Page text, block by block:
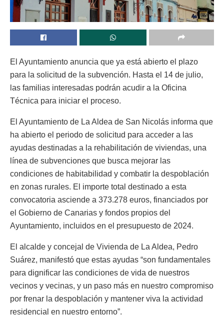
El Ayuntamiento anuncia que ya está abierto el plazo
para la solicitud de la subvención. Hasta el 14 de julio,
las familias interesadas podrán acudir a la Oficina
Técnica para iniciar el proceso.
El Ayuntamiento de La Aldea de San Nicolás informa que
ha abierto el periodo de solicitud para acceder a las
ayudas destinadas a la rehabilitación de viviendas, una
línea de subvenciones que busca mejorar las
condiciones de habitabilidad y combatir la despoblación
en zonas rurales. El importe total destinado a esta
convocatoria asciende a 373.278 euros, financiados por
el Gobierno de Canarias y fondos propios del
Ayuntamiento, incluidos en el presupuesto de 2024.
El alcalde y concejal de Vivienda de La Aldea, Pedro
Suárez, manifestó que estas ayudas “son fundamentales
para dignificar las condiciones de vida de nuestros
vecinos y vecinas, y un paso más en nuestro compromiso
por frenar la despoblación y mantener viva la actividad
residencial en nuestro entorno”.